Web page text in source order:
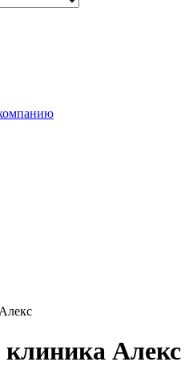
Алекс